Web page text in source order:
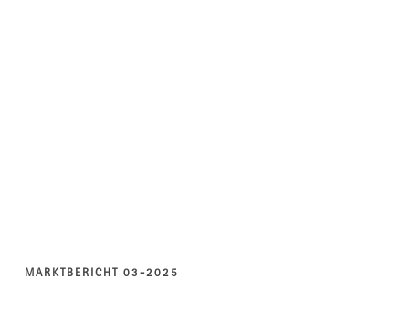
MARKTBERICHT 03-2025